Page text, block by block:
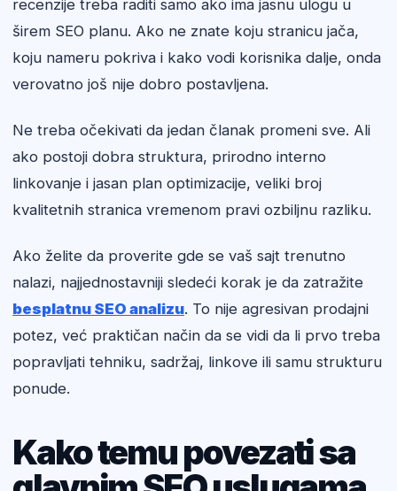
recenzije treba raditi samo ako ima jasnu ulogu u
širem SEO planu. Ako ne znate koju stranicu jača,
koju nameru pokriva i kako vodi korisnika dalje, onda
verovatno još nije dobro postavljena.
Ne treba očekivati da jedan članak promeni sve. Ali
ako postoji dobra struktura, prirodno interno
linkovanje i jasan plan optimizacije, veliki broj
kvalitetnih stranica vremenom pravi ozbiljnu razliku.
Ako želite da proverite gde se vaš sajt trenutno
nalazi, najjednostavniji sledeći korak je da zatražite
besplatnu SEO analizu. To nije agresivan prodajni
potez, već praktičan način da se vidi da li prvo treba
popravljati tehniku, sadržaj, linkove ili samu strukturu
ponude.
Kako temu povezati sa